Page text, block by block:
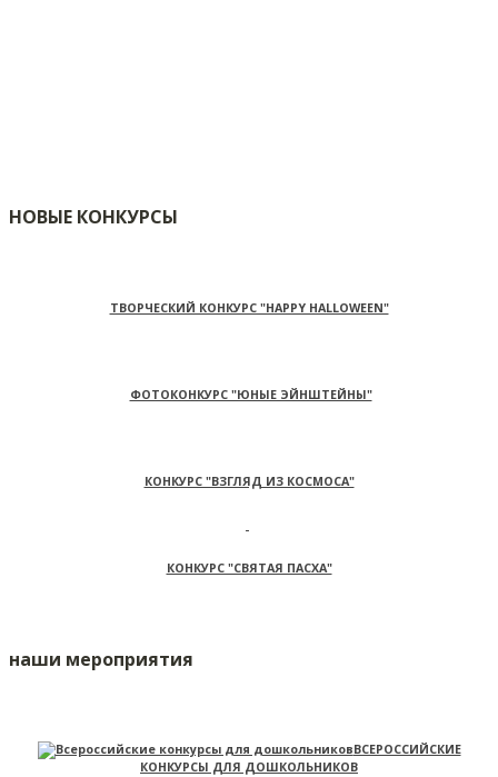
НОВЫЕ КОНКУРСЫ
ТВОРЧЕСКИЙ КОНКУРС "HAPPY HALLOWEEN"
ФОТОКОНКУРС "ЮНЫЕ ЭЙНШТЕЙНЫ"
КОНКУРС "ВЗГЛЯД ИЗ КОСМОСА"
КОНКУРС "СВЯТАЯ ПАСХА"
наши мероприятия
ВСЕРОССИЙСКИЕ
КОНКУРСЫ ДЛЯ ДОШКОЛЬНИКОВ